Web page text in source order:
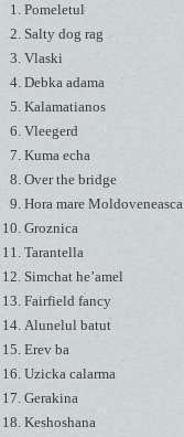
Pomeletul
Salty dog rag
Vlaski
Debka adama
Kalamatianos
Vleegerd
Kuma echa
Over the bridge
Hora mare Moldoveneasca
Groznica
Tarantella
Simchat he’amel
Fairfield fancy
Alunelul batut
Erev ba
Uzicka calarma
Gerakina
Keshoshana